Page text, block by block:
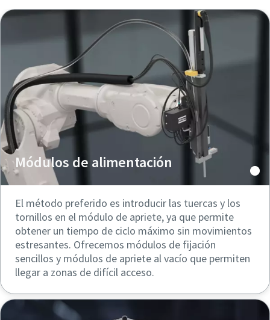
Módulos de alimentación
El método preferido es introducir las tuercas y los
tornillos en el módulo de apriete, ya que permite
obtener un tiempo de ciclo máximo sin movimientos
estresantes. Ofrecemos módulos de fijación
sencillos y módulos de apriete al vacío que permiten
llegar a zonas de difícil acceso.